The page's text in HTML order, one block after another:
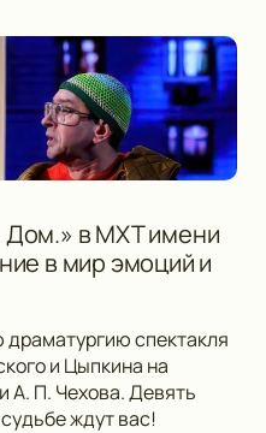
Дом.» в МХТ имени
в мир эмоций и
спектакля
и Цыпкина на
П. Чехова. Девять
ждут вас!